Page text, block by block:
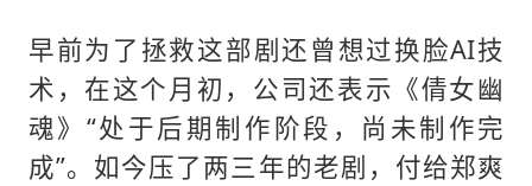
早前为了拯救这部剧还曾想过换脸AI技
术，在这个月初，公司还表示《倩女幽
魂》“处于后期制作阶段，尚未制作完
成”。如今压了两三年的老剧，付给郑爽